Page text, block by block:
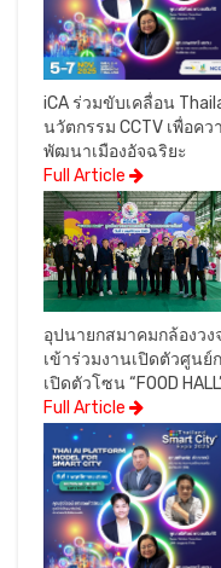
iCA ร่วมขับเคลื่อน
นวัตกรรม CCTV เพื่อค
พัฒนาเมืองอัจฉริยะ
Full Article
อุปนายกสมาคมกล้องว
เข้าร่วมงานเปิดตัวศูนย์
เปิดตัวโซน “FOOD
Full Article